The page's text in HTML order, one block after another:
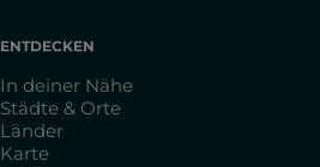
ENTDECKEN
In deiner Nähe
Städte & Orte
Länder
Karte